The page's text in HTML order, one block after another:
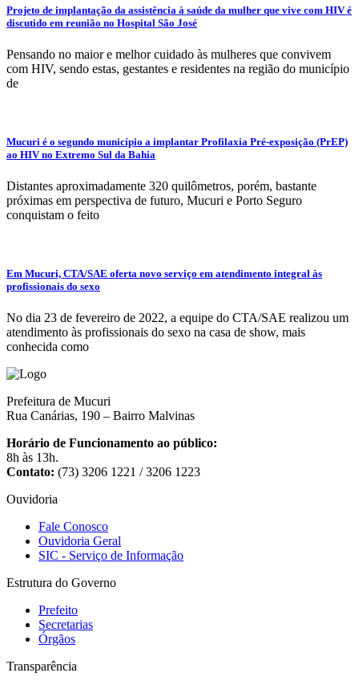
Projeto de implantação da assistência à saúde da mulher que vive com HIV é
discutido em reunião no Hospital São José
Pensando no maior e melhor cuidado às mulheres que convivem
com HIV, sendo estas, gestantes e residentes na região do município
de
Mucuri é o segundo município a implantar Profilaxia Pré-exposição (PrEP)
ao HIV no Extremo Sul da Bahia
Distantes aproximadamente 320 quilômetros, porém, bastante
próximas em perspectiva de futuro, Mucuri e Porto Seguro
conquistam o feito
Em Mucuri, CTA/SAE oferta novo serviço em atendimento integral às
profissionais do sexo
No dia 23 de fevereiro de 2022, a equipe do CTA/SAE realizou um
atendimento às profissionais do sexo na casa de show, mais
conhecida como
Prefeitura de Mucuri
Rua Canárias, 190 – Bairro Malvinas
Horário de Funcionamento ao público:
8h às 13h.
Contato: (73) 3206 1221 / 3206 1223
Ouvidoria
Fale Conosco
Ouvidoria Geral
SIC - Serviço de Informação
Estrutura do Governo
Prefeito
Secretarias
Órgãos
Transparência